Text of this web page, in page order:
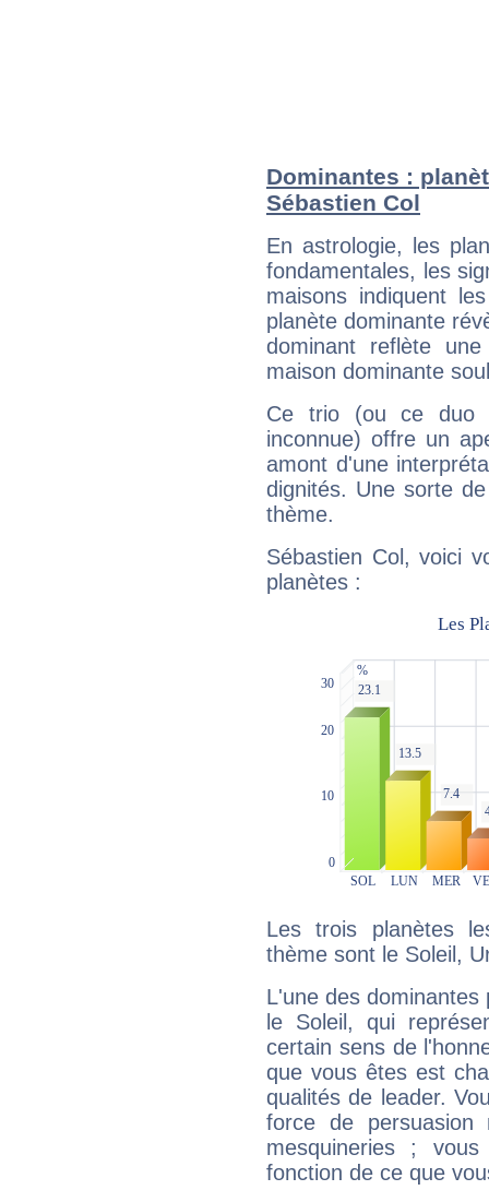
Dominantes :
Sébastien Col
En astrologie, les
fondamentales, les
maisons indiquent
planète dominante
dominant reflète
maison dominante
Ce trio (ou ce duo
inconnue) offre un
amont d'une
dignités. Une sorte
thème.
Sébastien Col, voici
planètes :
Les trois planètes
thème sont le Soleil,
L'une des
le Soleil, qui
certain sens de
que vous êtes est
qualités de leader.
force de
mesquineries ;
fonction de ce que